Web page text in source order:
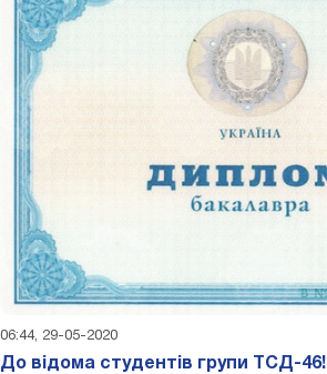
06:44, 29-05-2020
До відома студентів групи ТСД-46!